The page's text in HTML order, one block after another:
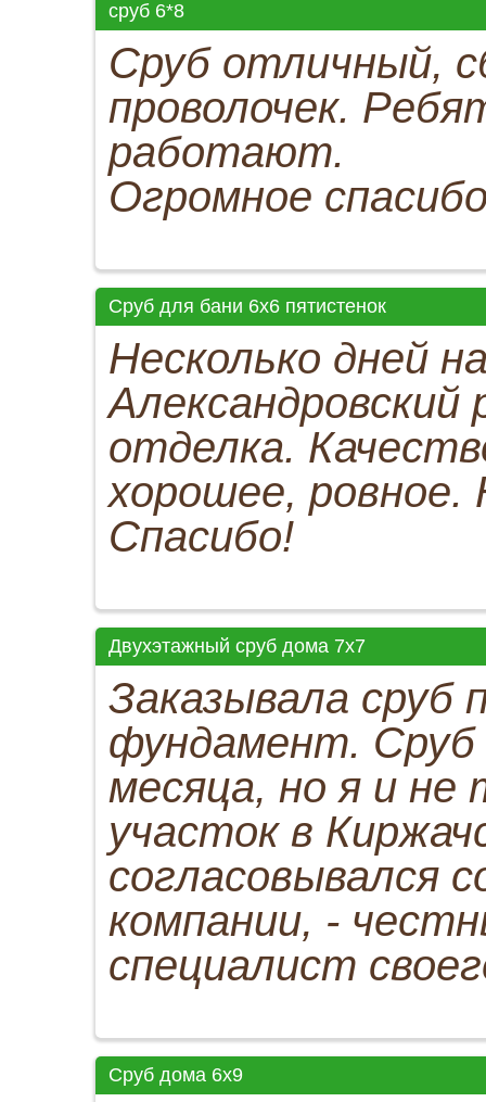
сруб 6*8
Сруб отличный,
проволочек.
работают.
Огромное
Сруб для бани 6х6 пятистенок
Несколько дней
отделка.
хорошее, ровное.
Спасибо!
Двухэтажный сруб дома 7х7
Заказывала сруб
фундамент. Сруб
месяца, но я и не
участок в
согласовывался
компании, -
специалист
Сруб дома 6x9